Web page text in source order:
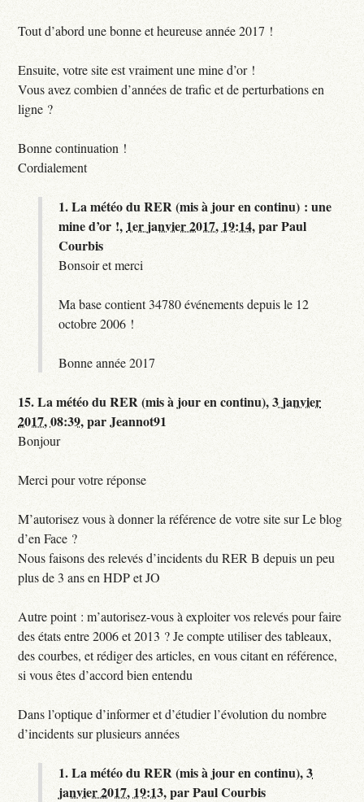
Tout d’abord une bonne et heureuse année 2017 !
Ensuite, votre site est vraiment une mine d’or !
Vous avez combien d’années de trafic et de perturbations en
ligne ?
Bonne continuation !
Cordialement
1.La météo du RER (mis à jour en continu) : une
mine d’or !, 1er janvier 2017, 19:14,parPaul
Courbis
Bonsoir et merci
Ma base contient 34780 événements depuis le 12
octobre 2006 !
Bonne année 2017
15.La météo du RER (mis à jour en continu),3 janvier
2017, 08:39,parJeannot91
Bonjour
Merci pour votre réponse
M’autorisez vous à donner la référence de votre site sur Le blog
d’en Face ?
Nous faisons des relevés d’incidents du RER B depuis un peu
plus de 3 ans en HDP et JO
Autre point : m’autorisez-vous à exploiter vos relevés pour faire
des états entre 2006 et 2013 ? Je compte utiliser des tableaux,
des courbes, et rédiger des articles, en vous citant en référence,
si vous êtes d’accord bien entendu
Dans l’optique d’informer et d’étudier l’évolution du nombre
d’incidents sur plusieurs années
1.La météo du RER (mis à jour en continu),3
janvier 2017, 19:13,parPaul Courbis